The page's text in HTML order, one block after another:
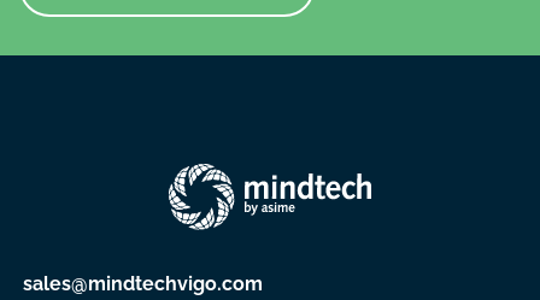
sales@mindtechvigo.com